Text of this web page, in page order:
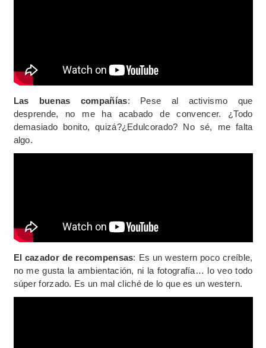
Las buenas compañías: Pese al activismo que
desprende, no me ha acabado de convencer. ¿Todo
demasiado bonito, quizá?¿Edulcorado? No sé, me falta
algo.
El cazador de recompensas: Es un western poco creíble,
no me gusta la ambientación, ni la fotografía… lo veo todo
súper forzado. Es un mal cliché de lo que es un western.